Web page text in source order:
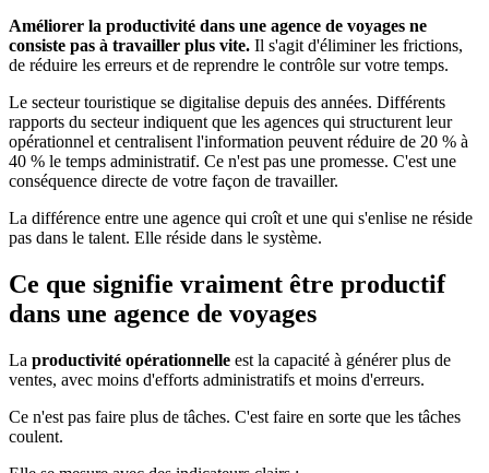
Améliorer la productivité dans une agence de voyages ne
consiste pas à travailler plus vite. Il s'agit d'éliminer les frictions,
de réduire les erreurs et de reprendre le contrôle sur votre temps.
Le secteur touristique se digitalise depuis des années. Différents
rapports du secteur indiquent que les agences qui structurent leur
opérationnel et centralisent l'information peuvent réduire de 20 % à
40 % le temps administratif. Ce n'est pas une promesse. C'est une
conséquence directe de votre façon de travailler.
La différence entre une agence qui croît et une qui s'enlise ne réside
pas dans le talent. Elle réside dans le système.
Ce que signifie vraiment être productif
dans une agence de voyages
La productivité opérationnelle est la capacité à générer plus de
ventes, avec moins d'efforts administratifs et moins d'erreurs.
Ce n'est pas faire plus de tâches. C'est faire en sorte que les tâches
coulent.